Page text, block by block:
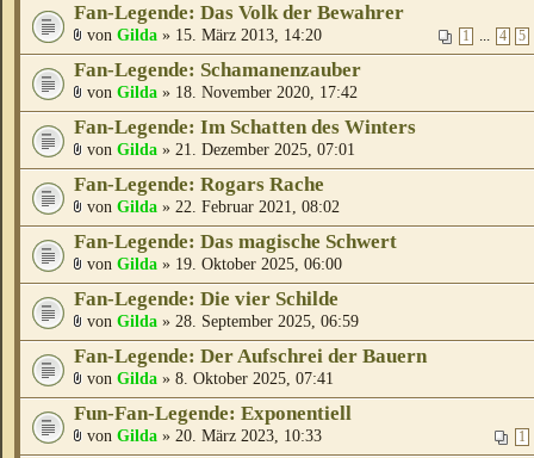
Fan-Legende: Das Volk der Bewahrer
1 ... 4 5
von Gilda » 15. März 2013, 14:20
Fan-Legende: Schamanenzauber
von Gilda » 18. November 2020, 17:42
Fan-Legende: Im Schatten des Winters
von Gilda » 21. Dezember 2025, 07:01
Fan-Legende: Rogars Rache
von Gilda » 22. Februar 2021, 08:02
Fan-Legende: Das magische Schwert
von Gilda » 19. Oktober 2025, 06:00
Fan-Legende: Die vier Schilde
von Gilda » 28. September 2025, 06:59
Fan-Legende: Der Aufschrei der Bauern
von Gilda » 8. Oktober 2025, 07:41
Fun-Fan-Legende: Exponentiell
1
von Gilda » 20. März 2023, 10:33